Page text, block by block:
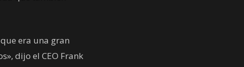
era una gran
dijo el CEO Frank